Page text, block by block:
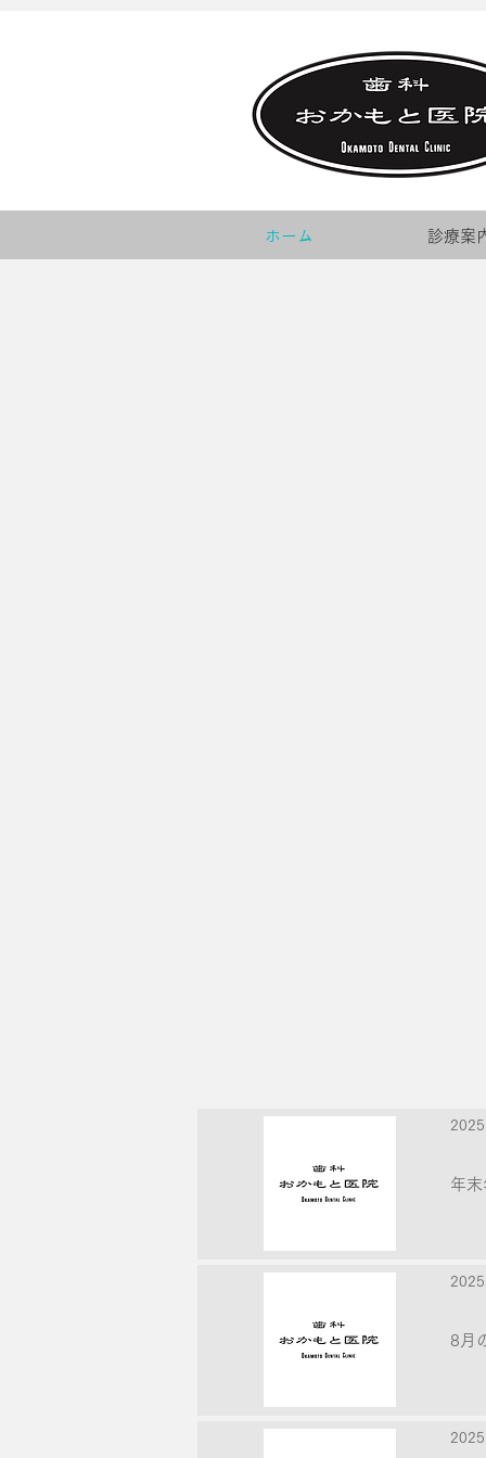
ホーム 診療案
年
8月